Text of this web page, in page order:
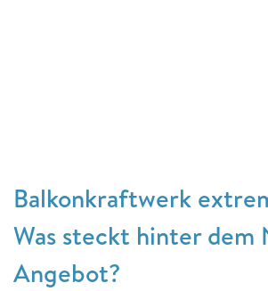
Balkonkraftwerk
Was steckt hinter dem
Angebot?